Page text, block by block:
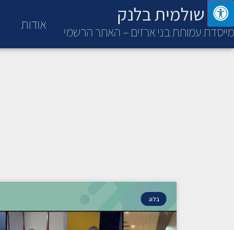
ד"ר שולמית בלנק
מייסדת עמותת בני ארזים – האתר הרשמי אודות
בלוג